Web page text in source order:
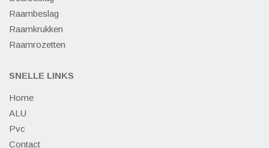
Raambeslag
Raamkrukken
Raamrozetten
SNELLE LINKS
Home
ALU
Pvc
Contact